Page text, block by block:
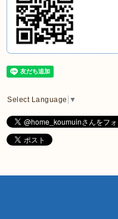
Select Language ▼